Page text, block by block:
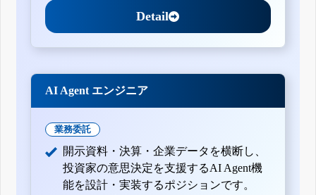
Detail
AI Agent エンジニア
業務委託
開示資料・決算・企業データを横断し、
投資家の意思決定を支援するAI Agent機
能を設計・実装するポジションです。